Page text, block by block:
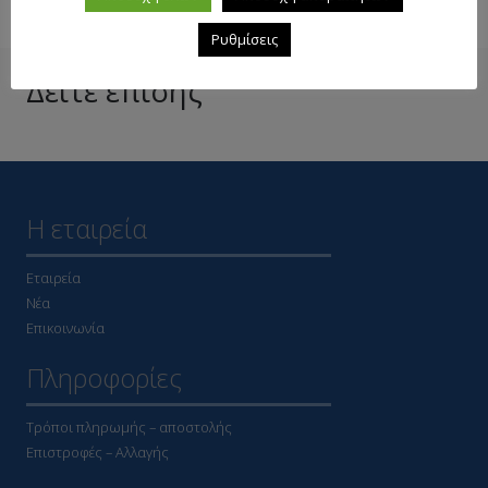
Δείτε επίσης
Η εταιρεία
Εταιρεία
Νέα
Επικοινωνία
Πληροφορίες
Τρόποι πληρωμής – αποστολής
Επιστροφές – Αλλαγής
Ρυθμίσεις